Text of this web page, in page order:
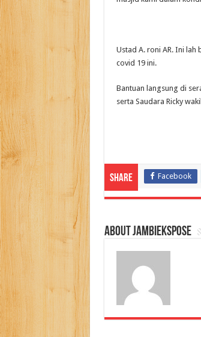
Ustad A. roni AR. Ini
covid 19 ini.
Bantuan langsung di
serta Saudara Ricky
Share Facebook
About jambiekspose